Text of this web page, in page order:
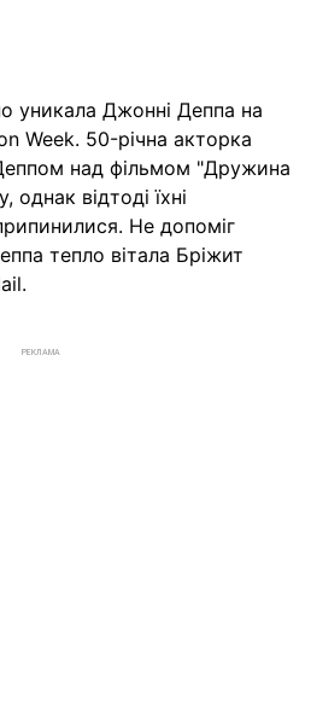
уникала Джонні Деппа на
Week. 50-річна акторка
над фільмом "Дружина
відтоді їхні
Не допоміг
тепло вітала Бріжит
РЕКЛАМА